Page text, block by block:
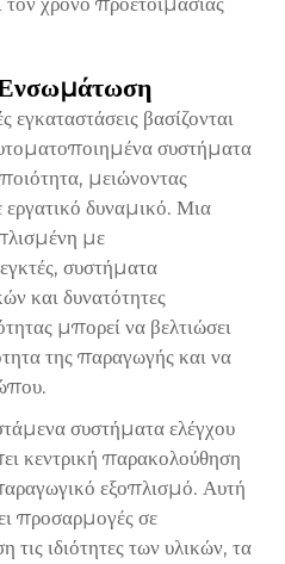
εγκαταστάσεις βασίζονται
συστήματα
μειώνοντας
εργατικό δυναμικό. Μια
με
συστήματα
και δυνατότητες
μπορεί να βελτιώσει
της παραγωγής και να
συστήματα ελέγχου
κεντρική παρακολούθηση
εξοπλισμό. Αυτή
προσαρμογές σε
ιδιότητες των υλικών, τα